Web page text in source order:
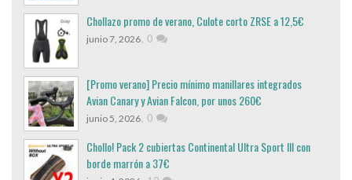
Chollazo promo de verano, Culote corto ZRSE a 12,5€
junio 7, 2026, 0
[Promo verano] Precio mínimo manillares integrados
Avian Canary y Avian Falcon, por unos 260€
junio 5, 2026, 0
Chollo! Pack 2 cubiertas Continental Ultra Sport III con
borde marrón a 37€